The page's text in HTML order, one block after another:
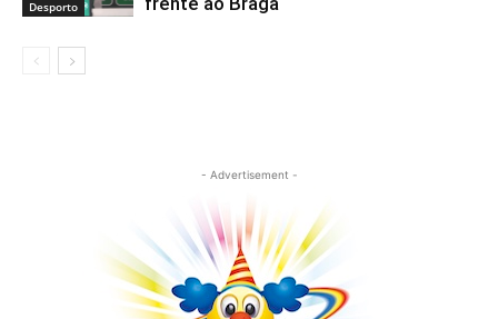
Desporto
- Advertisement -